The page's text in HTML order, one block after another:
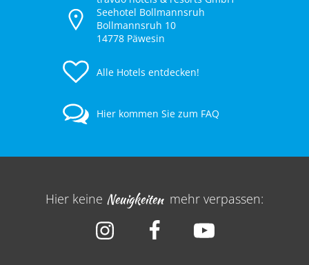
Seehotel Bollmannsruh
Bollmannsruh 10
14778 Päwesin
Alle Hotels entdecken!
Hier kommen Sie zum FAQ
Hier keine Neuigkeiten mehr verpassen: